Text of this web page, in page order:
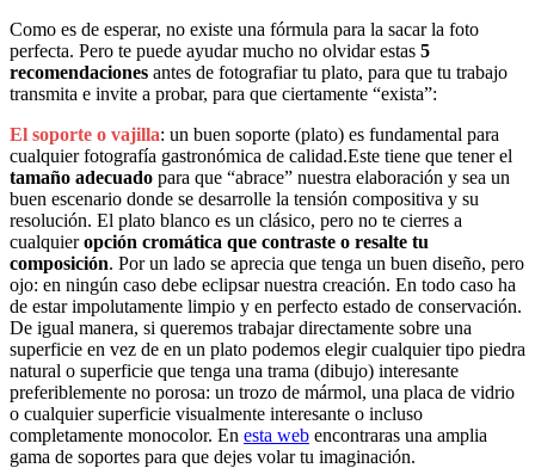
Como es de esperar, no existe una fórmula para la sacar la foto
perfecta. Pero te puede ayudar mucho no olvidar estas 5
recomendaciones antes de fotografiar tu plato, para que tu trabajo
transmita e invite a probar, para que ciertamente “exista”:
El soporte o vajilla: un buen soporte (plato) es fundamental para
cualquier fotografía gastronómica de calidad.Este tiene que tener el
tamaño adecuado para que “abrace” nuestra elaboración y sea un
buen escenario donde se desarrolle la tensión compositiva y su
resolución. El plato blanco es un clásico, pero no te cierres a
cualquieropción cromática que contraste o resalte tu
composición. Por un lado se aprecia que tenga un buen diseño, pero
ojo: en ningún caso debe eclipsar nuestra creación. En todo caso ha
de estar impolutamente limpio y en perfecto estado de conservación.
De igual manera, si queremos trabajar directamente sobre una
superficie en vez de en un plato podemos elegir cualquier tipo piedra
natural o superficie que tenga una trama (dibujo) interesante
preferiblemente no porosa: un trozo de mármol, una placa de vidrio
o cualquier superficie visualmente interesante o incluso
completamente monocolor. En esta web encontraras una amplia
gama de soportes para que dejes volar tu imaginación.